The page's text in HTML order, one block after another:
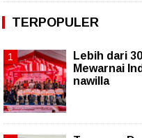
TERPOPULER
Lebih dari
Mewarnai
nawilla